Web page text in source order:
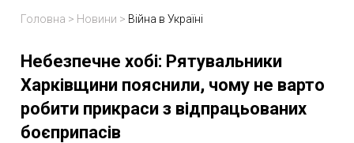
Головна > Новини > Війна в Україні
Небезпечне хобі: Рятувальники
Харківщини пояснили, чому не варто
робити прикраси з відпрацьованих
боєприпасів